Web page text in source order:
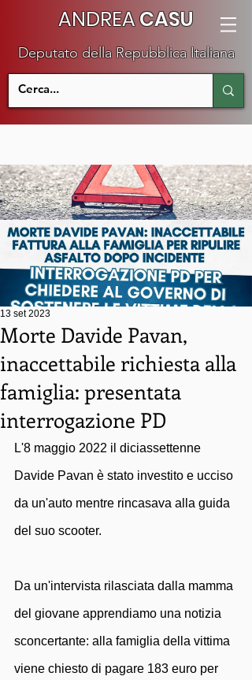
ANDREACASU
Deputato della Repubblica Italiana
Morte Davide Pavan,
inaccettabile richiesta alla
famiglia: presentata
interrogazione PD
13 set 2023
L'8 maggio 2022 il diciassettenne
Davide Pavan è stato investito e ucciso
da un'auto mentre rincasava alla guida
del suo scooter.
Da un'intervista rilasciata dalla mamma
del giovane apprendiamo una notizia
sconcertante: alla famiglia della vittima
viene chiesto di pagare 183 euro per